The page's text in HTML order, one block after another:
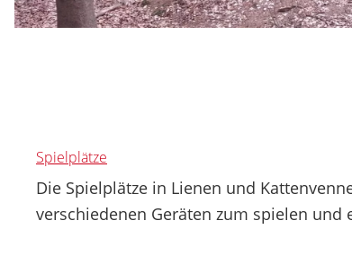
Spielplätze
Die Spielplätze in Lienen und
verschiedenen Geräten zum spielen und